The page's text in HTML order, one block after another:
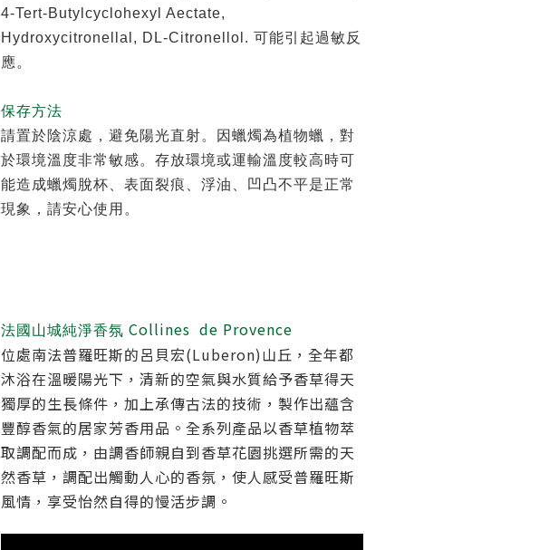
4-Tert-Butylcyclohexyl Aectate,
Hydroxycitronellal, DL-Citronellol. 可能引起過敏反
應。
保存方法
請置於陰涼處，避免陽光直射。因蠟燭為植物蠟，對
於環境溫度非常敏感。存放環境或運輸溫度較高時可
能造成蠟燭脫杯、表面裂痕、浮油、凹凸不平是正常
現象，請安心使用。
法國山城純淨香氛 Collines de Provence
位處南法普羅旺斯的呂貝宏(Luberon)山丘，全年都
沐浴在溫暖陽光下，清新的空氣與水質給予香草得天
獨厚的生長條件，加上承傳古法的技術，製作出蘊含
豐醇香氣的居家芳香用品。全系列產品以香草植物萃
取調配而成，由調香師親自到香草花園挑選所需的天
然香草，調配出觸動人心的香氛，使人感受普羅旺斯
風情，享受怡然自得的慢活步調。